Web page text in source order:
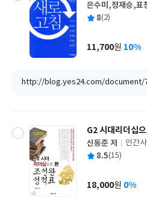
글
쓴
은수미,정재승,표
군,윤여준 공저
출
사
평 8(2)
가
11,700원 10%
http://blog.yes24.com/document/
G2 시대리더십
글
쓴
신동준 저
출
사
인간
평 8.5(15)
가
18,000원 0%